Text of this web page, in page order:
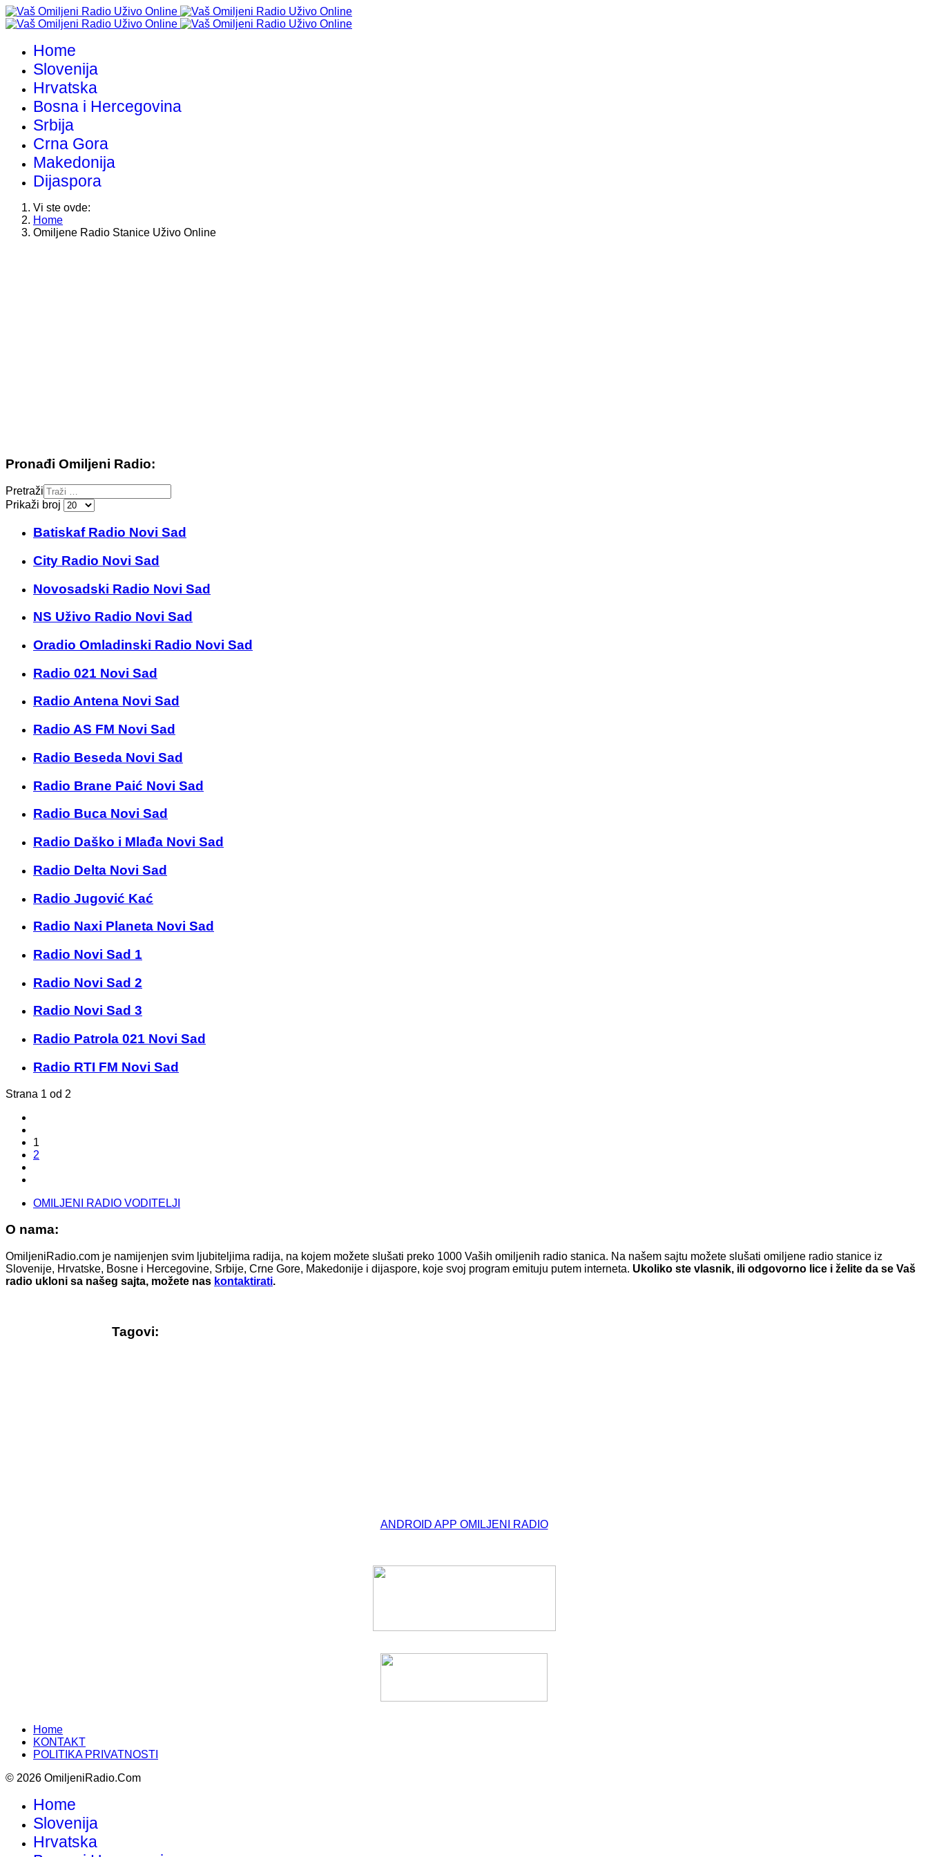
Home
Slovenija
Hrvatska
Bosna i Hercegovina
Srbija
Crna Gora
Makedonija
Dijaspora
Vi ste ovde:
Home
Omiljene Radio Stanice Uživo Online
Pronađi Omiljeni Radio:
Pretraži
Prikaži broj
Batiskaf Radio Novi Sad
City Radio Novi Sad
Novosadski Radio Novi Sad
NS Uživo Radio Novi Sad
Oradio Omladinski Radio Novi Sad
Radio 021 Novi Sad
Radio Antena Novi Sad
Radio AS FM Novi Sad
Radio Beseda Novi Sad
Radio Brane Paić Novi Sad
Radio Buca Novi Sad
Radio Daško i Mlađa Novi Sad
Radio Delta Novi Sad
Radio Jugović Kać
Radio Naxi Planeta Novi Sad
Radio Novi Sad 1
Radio Novi Sad 2
Radio Novi Sad 3
Radio Patrola 021 Novi Sad
Radio RTI FM Novi Sad
Strana 1 od 2
1
2
OMILJENI RADIO VODITELJI
O nama:
OmiljeniRadio.com je namijenjen svim ljubiteljima radija, na kojem možete slušati preko 1000 Vaših omiljenih radio stanica. Na našem sajtu možete slušati omiljene radio stanice iz
Slovenije, Hrvatske, Bosne i Hercegovine, Srbije, Crne Gore, Makedonije i dijaspore, koje svoj program emituju putem interneta. Ukoliko ste vlasnik, ili odgovorno lice i želite da se Vaš
radio ukloni sa našeg sajta, možete nas kontaktirati.
Tagovi:
ANDROID APP OMILJENI RADIO
Home
KONTAKT
POLITIKA PRIVATNOSTI
© 2026 OmiljeniRadio.Com
Home
Slovenija
Hrvatska